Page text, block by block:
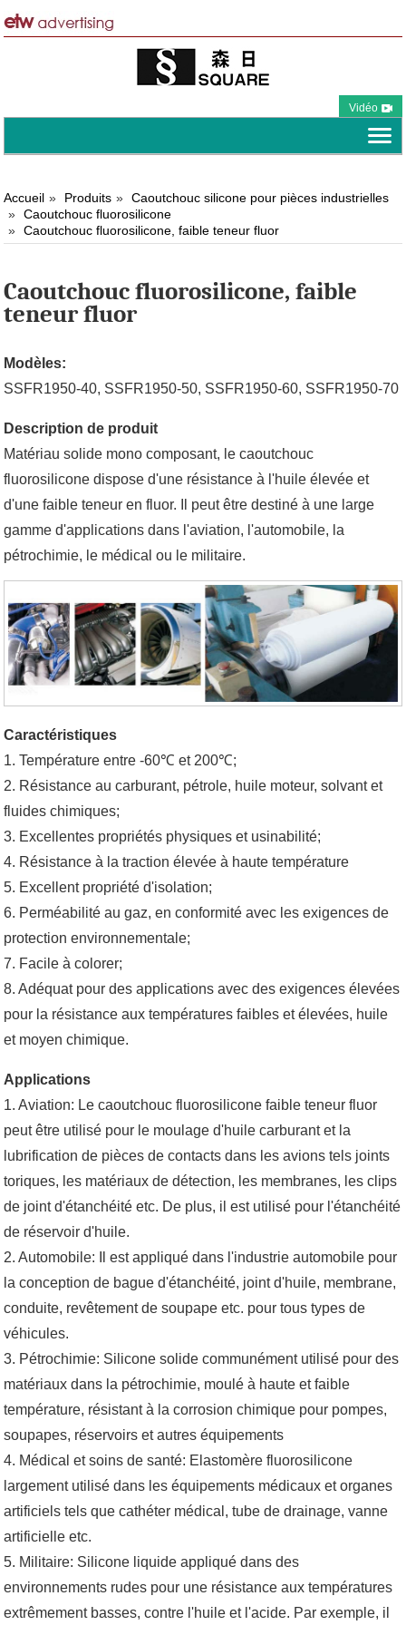
Vidéo
Accueil Produits
Caoutchouc silicone pour pièces industrielles
Caoutchouc fluorosilicone
Caoutchouc fluorosilicone, faible teneur fluor
Caoutchouc fluorosilicone, faible
teneur fluor
Modèles:
SSFR1950-40, SSFR1950-50, SSFR1950-60, SSFR1950-70
Description de produit
Matériau solide mono composant, le caoutchouc
fluorosilicone dispose d'une résistance à l'huile élevée et
d'une faible teneur en fluor. Il peut être destiné à une large
gamme d'applications dans l'aviation, l'automobile, la
pétrochimie, le médical ou le militaire.
Caractéristiques
1. Température entre -60℃ et 200℃;
2. Résistance au carburant, pétrole, huile moteur, solvant et
fluides chimiques;
3. Excellentes propriétés physiques et usinabilité;
4. Résistance à la traction élevée à haute température
5. Excellent propriété d'isolation;
6. Perméabilité au gaz, en conformité avec les exigences de
protection environnementale;
7. Facile à colorer;
8. Adéquat pour des applications avec des exigences élevées
pour la résistance aux températures faibles et élevées, huile
et moyen chimique.
Applications
1. Aviation: Le caoutchouc fluorosilicone faible teneur fluor
peut être utilisé pour le moulage d'huile carburant et la
lubrification de pièces de contacts dans les avions tels joints
toriques, les matériaux de détection, les membranes, les clips
de joint d'étanchéité etc. De plus, il est utilisé pour l'étanchéité
de réservoir d'huile.
2. Automobile: Il est appliqué dans l'industrie automobile pour
la conception de bague d'étanchéité, joint d'huile, membrane,
conduite, revêtement de soupape etc. pour tous types de
véhicules.
3. Pétrochimie: Silicone solide communément utilisé pour des
matériaux dans la pétrochimie, moulé à haute et faible
température, résistant à la corrosion chimique pour pompes,
soupapes, réservoirs et autres équipements
4. Médical et soins de santé: Elastomère fluorosilicone
largement utilisé dans les équipements médicaux et organes
artificiels tels que cathéter médical, tube de drainage, vanne
artificielle etc.
5. Militaire: Silicone liquide appliqué dans des
environnements rudes pour une résistance aux températures
extrêmement basses, contre l'huile et l'acide. Par exemple, il